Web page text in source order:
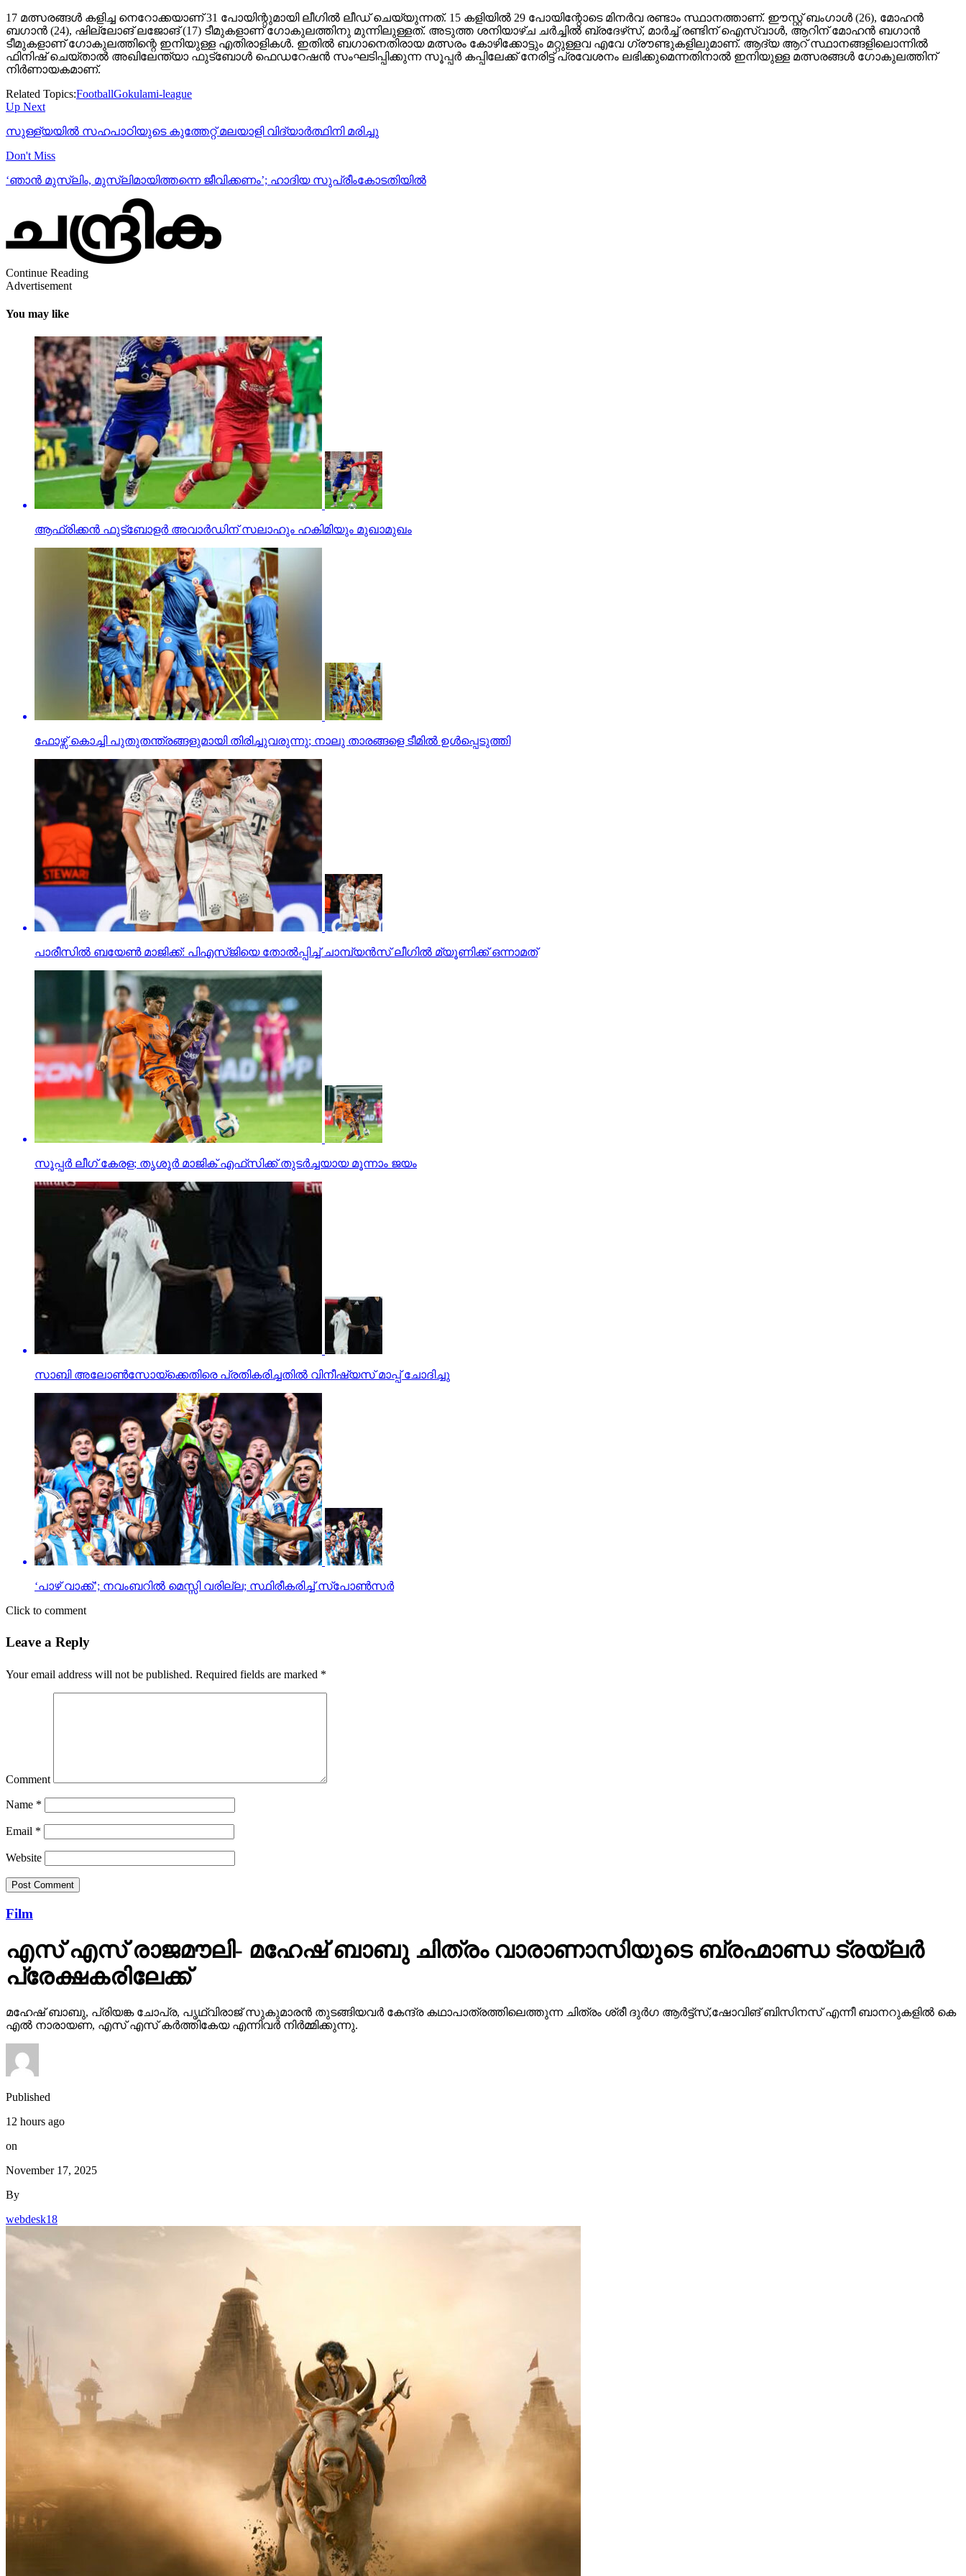
17 മത്സരങ്ങള്‍ കളിച്ച നെറോക്കയാണ് 31 പോയിന്റുമായി ലീഗില്‍ ലീഡ് ചെയ്യുന്നത്. 15 കളിയില്‍ 29 പോയിന്റോടെ മിനര്‍വ രണ്ടാം സ്ഥാനത്താണ്. ഈസ്റ്റ് ബംഗാള്‍ (26), മോഹന്‍
ബഗാന്‍ (24), ഷില്ലോങ് ലജോങ് (17) ടീമുകളാണ് ഗോകുലത്തിനു മുന്നിലുള്ളത്. അടുത്ത ശനിയാഴ്ച ചര്‍ച്ചില്‍ ബ്രദേഴ്‌സ്, മാര്‍ച്ച് രണ്ടിന് ഐസ്വാള്‍, ആറിന് മോഹന്‍ ബഗാന്‍
ടീമുകളാണ് ഗോകുലത്തിന്റെ ഇനിയുള്ള എതിരാളികള്‍. ഇതില്‍ ബഗാനെതിരായ മത്സരം കോഴിക്കോട്ടും മറ്റുള്ളവ എവേ ഗ്രൗണ്ടുകളിലുമാണ്. ആദ്യ ആറ് സ്ഥാനങ്ങളിലൊന്നില്‍
ഫിനിഷ് ചെയ്താല്‍ അഖിലേന്ത്യാ ഫുട്‌ബോള്‍ ഫെഡറേഷന്‍ സംഘടിപ്പിക്കുന്ന സൂപ്പര്‍ കപ്പിലേക്ക് നേരിട്ട് പ്രവേശനം ലഭിക്കുമെന്നതിനാല്‍ ഇനിയുള്ള മത്സരങ്ങള്‍ ഗോകുലത്തിന്
നിര്‍ണായകമാണ്.
Related Topics:FootballGokulami-league
Up Next
സുള്ള്യയില്‍ സഹപാഠിയുടെ കുത്തേറ്റ് മലയാളി വിദ്യാര്‍ത്ഥിനി മരിച്ചു
Don't Miss
‘ഞാന്‍ മുസ്‌ലിം, മുസ്‌ലിമായിത്തന്നെ ജീവിക്കണം’; ഹാദിയ സുപ്രീംകോടതിയില്‍
Continue Reading
Advertisement
You may like
ആഫ്രിക്കന്‍ ഫുട്‌ബോളര്‍ അവാര്‍ഡിന് സലാഹും ഹകിമിയും മുഖാമുഖം
ഫോഴ്സ് കൊച്ചി പുതുതന്ത്രങ്ങളുമായി തിരിച്ചുവരുന്നു; നാലു താരങ്ങളെ ടീമില്‍ ഉള്‍പ്പെടുത്തി
പാരീസില്‍ ബയേണ്‍ മാജിക്ക്: പിഎസ്ജിയെ തോല്‍പ്പിച്ച് ചാമ്പ്യന്‍സ് ലീഗില്‍ മ്യൂണിക്ക് ഒന്നാമത്
സൂപ്പര്‍ ലീഗ് കേരള; തൃശൂര്‍ മാജിക് എഫ്‌സിക്ക് തുടര്‍ച്ചയായ മൂന്നാം ജയം
സാബി അലോണ്‍സോയ്ക്കെതിരെ പ്രതികരിച്ചതില്‍ വിനീഷ്യസ് മാപ്പ് ചോദിച്ചു
‘പാഴ് വാക്ക്’; നവംബറില്‍ മെസ്സി വരില്ല; സ്ഥിരീകരിച്ച് സ്‌പോണ്‍സര്‍
Click to comment
Leave a Reply
Your email address will not be published. Required fields are marked *
Comment
Name *
Email *
Website
Film
എസ് എസ് രാജമൗലി- മഹേഷ് ബാബു ചിത്രം വാരാണാസിയുടെ ബ്രഹ്മാണ്ഡ ട്രയ്ലർ
പ്രേക്ഷകരിലേക്ക്
മഹേഷ് ബാബു, പ്രിയങ്ക ചോപ്ര, പൃഥ്വിരാജ് സുകുമാരൻ തുടങ്ങിയവർ കേന്ദ്ര കഥാപാത്രത്തിലെത്തുന്ന ചിത്രം ശ്രീ ദുർഗ ആർട്ട്സ്,ഷോവിങ് ബിസിനസ് എന്നീ ബാനറുകളിൽ കെ
എൽ നാരായണ, എസ് എസ് കർത്തികേയ എന്നിവർ നിർമ്മിക്കുന്നു.
Published
12 hours ago
on
November 17, 2025
By
webdesk18